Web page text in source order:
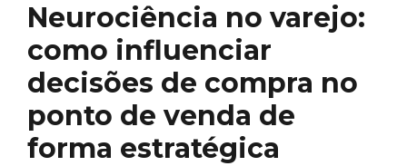
Neurociência no varejo:
como influenciar
decisões de compra no
ponto de venda de
forma estratégica